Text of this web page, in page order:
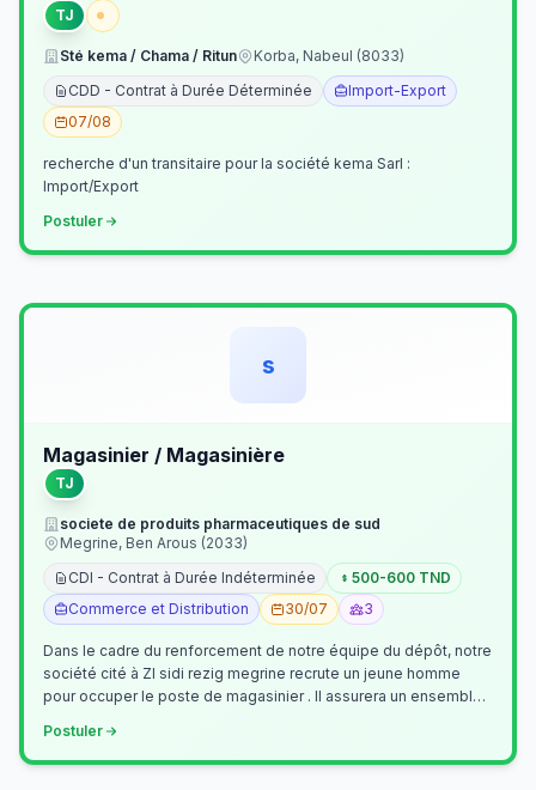
TJ
Sté kema / Chama / Ritun
Korba, Nabeul (8033)
CDD - Contrat à Durée Déterminée
Import-Export
07/08
recherche d'un transitaire pour la société kema Sarl :
Import/Export
Postuler
s
Magasinier / Magasinière
TJ
societe de produits pharmaceutiques de sud
Megrine, Ben Arous (2033)
CDI - Contrat à Durée Indéterminée
500-600 TND
Commerce et Distribution
30/07 3
Dans le cadre du renforcement de notre équipe du dépôt, notre
société cité à ZI sidi rezig megrine recrute un jeune homme
pour occuper le poste de magasinier . Il assurera un ensemble
Postuler